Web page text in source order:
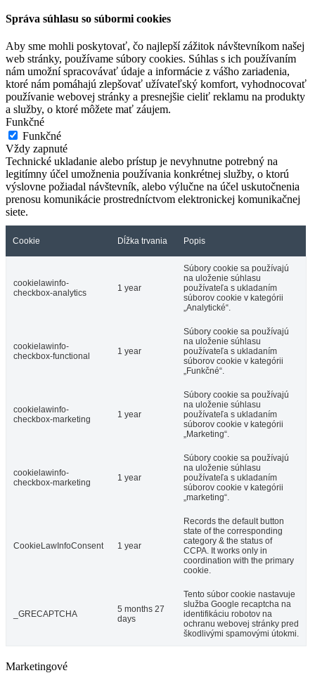
Správa súhlasu so súbormi cookies
Aby sme mohli poskytovať, čo najlepší zážitok návštevníkom našej
web stránky, používame súbory cookies. Súhlas s ich používaním
nám umožní spracovávať údaje a informácie z vášho zariadenia,
ktoré nám pomáhajú zlepšovať užívateľský komfort, vyhodnocovať
používanie webovej stránky a presnejšie cieliť reklamu na produkty
a služby, o ktoré môžete mať záujem.
Funkčné
Funkčné
Vždy zapnuté
Technické ukladanie alebo prístup je nevyhnutne potrebný na
legitímny účel umožnenia používania konkrétnej služby, o ktorú
výslovne požiadal návštevník, alebo výlučne na účel uskutočnenia
prenosu komunikácie prostredníctvom elektronickej komunikačnej
siete.
Cookie Dĺžka trvania Popis
cookielawinfo-
checkbox-analytics
1 year
Súbory cookie sa používajú
na uloženie súhlasu
používateľa s ukladaním
súborov cookie v kategórii
„Analytické“.
cookielawinfo-
checkbox-functional
1 year
Súbory cookie sa používajú
na uloženie súhlasu
používateľa s ukladaním
súborov cookie v kategórii
„Funkčné“.
cookielawinfo-
checkbox-marketing
1 year
Súbory cookie sa používajú
na uloženie súhlasu
používateľa s ukladaním
súborov cookie v kategórii
„Marketing“.
cookielawinfo-
checkbox-marketing
1 year
Súbory cookie sa používajú
na uloženie súhlasu
používateľa s ukladaním
súborov cookie v kategórii
„marketing“.
CookieLawInfoConsent 1 year
Records the default button
state of the corresponding
category & the status of
CCPA. It works only in
coordination with the primary
cookie.
_GRECAPTCHA
5 months 27
days
Tento súbor cookie nastavuje
služba Google recaptcha na
identifikáciu robotov na
ochranu webovej stránky pred
škodlivými spamovými útokmi.
Marketingové